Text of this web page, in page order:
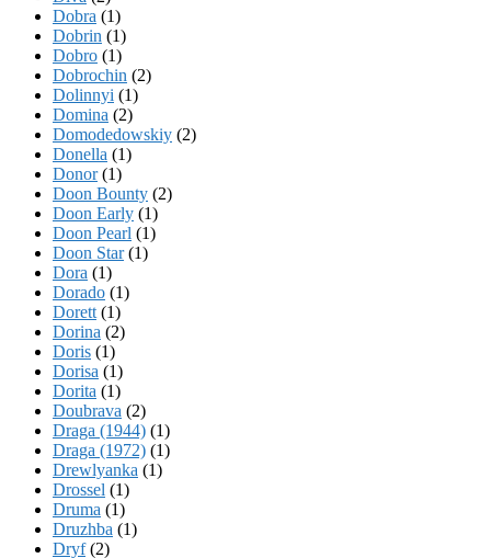
Dobra (1)
Dobrin (1)
Dobro (1)
Dobrochin (2)
Dolinnyi (1)
Domina (2)
Domodedowskiy (2)
Donella (1)
Donor(1)
Doon Bounty (2)
Doon Early (1)
Doon Pearl (1)
Doon Star(1)
Dora (1)
Dorado (1)
Dorett (1)
Dorina (2)
Doris (1)
Dorisa (1)
Dorita (1)
Doubrava (2)
Draga (1944) (1)
Draga (1972) (1)
Drewlyanka (1)
Drossel (1)
Druma (1)
Druzhba (1)
Dryf(2)